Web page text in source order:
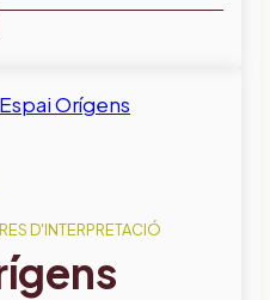
D'INTERPRETACIÓ